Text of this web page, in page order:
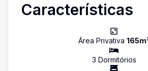
Características
Área Privativa 165
3 Dormitórios